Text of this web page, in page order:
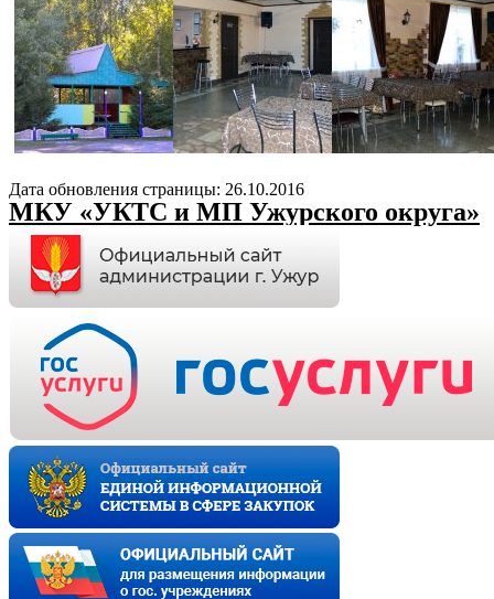
Дата обновления страницы: 26.10.2016
МКУ «УКТС и МП Ужурского округа»